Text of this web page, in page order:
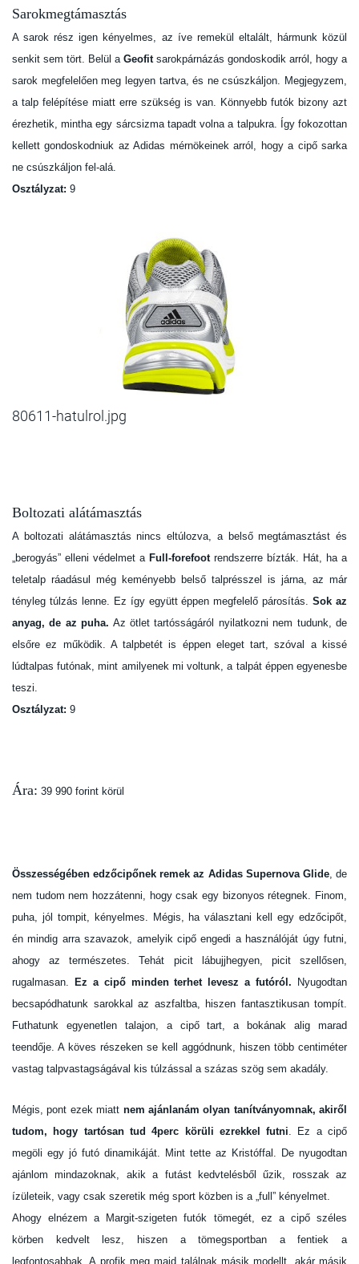
Sarokmegtámasztás
A sarok rész igen kényelmes, az íve remekül eltalált, hármunk közül
senkit sem tört. Belül a Geofit sarokpárnázás gondoskodik arról, hogy a
sarok megfelelően meg legyen tartva, és ne csúszkáljon. Megjegyzem,
a talp felépítése miatt erre szükség is van. Könnyebb futók bizony azt
érezhetik, mintha egy sárcsizma tapadt volna a talpukra. Így fokozottan
kellett gondoskodniuk az Adidas mérnökeinek arról, hogy a cipő sarka
ne csúszkáljon fel-alá.
Osztályzat: 9
80611-hatulrol.jpg
Boltozati alátámasztás
A boltozati alátámasztás nincs eltúlozva, a belső megtámasztást és
„berogyás” elleni védelmet a Full-forefoot rendszerre bízták. Hát, ha a
teletalp ráadásul még keményebb belső talprésszel is járna, az már
tényleg túlzás lenne. Ez így együtt éppen megfelelő párosítás.Sok az
anyag, de az puha. Az ötlet tartósságáról nyilatkozni nem tudunk, de
elsőre ez működik. A talpbetét is éppen eleget tart, szóval a kissé
lúdtalpas futónak, mint amilyenek mi voltunk, a talpát éppen egyenesbe
teszi.
Osztályzat: 9
Ára: 39 990 forint körül
Összességében edzőcipőnek remek az Adidas Supernova Glide, de
nem tudom nem hozzátenni, hogy csak egy bizonyos rétegnek. Finom,
puha, jól tompit, kényelmes. Mégis, ha választani kell egy edzőcipőt,
én mindig arra szavazok, amelyik cipő engedi a használóját úgy futni,
ahogy az természetes. Tehát picit lábujjhegyen, picit szellősen,
rugalmasan. Ez a cipő minden terhet levesz a futóról. Nyugodtan
becsapódhatunk sarokkal az aszfaltba, hiszen fantasztikusan tompít.
Futhatunk egyenetlen talajon, a cipő tart, a bokának alig marad
teendője. A köves részeken se kell aggódnunk, hiszen több centiméter
vastag talpvastagságával kis túlzással a százas szög sem akadály.
Mégis, pont ezek miatt nem ajánlanám olyan tanítványomnak, akiről
tudom, hogy tartósan tud 4perc körüli ezrekkel futni . Ez a cipő
megöli egy jó futó dinamikáját. Mint tette az Kristóffal. De nyugodtan
ajánlom mindazoknak, akik a futást kedvtelésből űzik, rosszak az
ízületeik, vagy csak szeretik még sport közben is a „full” kényelmet.
Ahogy elnézem a Margit-szigeten futók tömegét, ez a cipő széles
körben kedvelt lesz, hiszen a tömegsportban a fentiek a
legfontosabbak. A profik meg majd találnak másik modellt, akár másik